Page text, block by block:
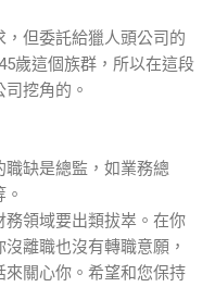
但委託給獵人頭公司的
歲這個族群，所以在這段
挖角的。
缺是總監，如業務總
領域要出類拔崒。在你
離職也沒有轉職意願，
關心你。希望和您保持